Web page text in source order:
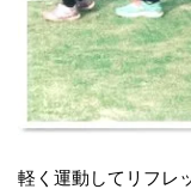
軽く運動してリフレ